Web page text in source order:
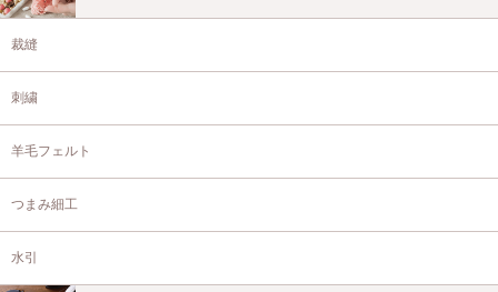
裁縫
刺繍
羊毛フェルト
つまみ細工
水引